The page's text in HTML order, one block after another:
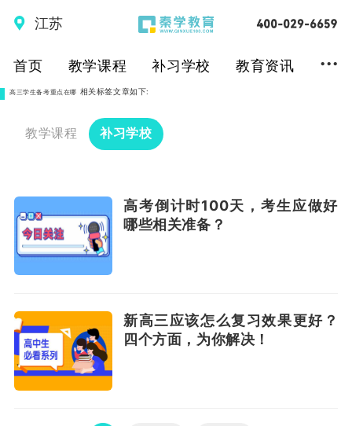
江苏
首页 教学课程 补习学校 教育资讯 ...
高三学生备考重点在哪 相关标签文章如下:
教学课程 补习学校
高考倒计时100天，考生应做好
哪些相关准备？
新高三应该怎么复习效果更好？
四个方面，为你解决！